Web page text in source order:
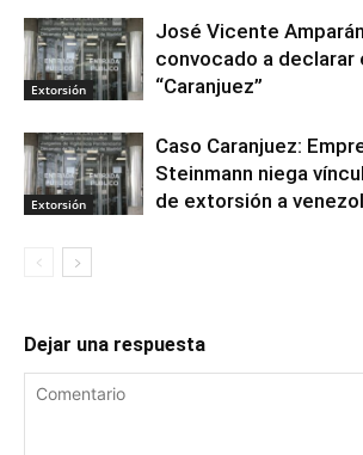
Extorsión
José Vicente
convocado a declarar
“Caranjuez”
Extorsión
Caso Caranjuez:
Steinmann niega
de extorsión a
Dejar una respuesta